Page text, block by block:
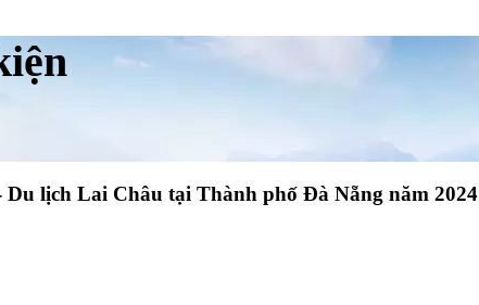
Du lịch Lai Châu tại Thành phố Đà Nẵng năm 2024